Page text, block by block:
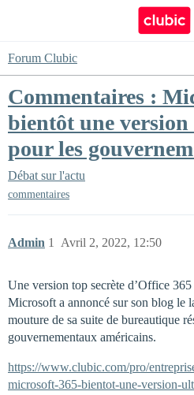
Forum Clubic
Commentaires :
bientôt une
pour les
Débat sur l'actu
commentaires
Admin Avril 2, 2022, 12:50
1
Une version top secrète d’Office
Microsoft a annoncé sur son blog le
mouture de sa suite de bureautique
gouvernementaux américains.
https://www.clubic.com/pro/
microsoft-365-bientot-une-version-